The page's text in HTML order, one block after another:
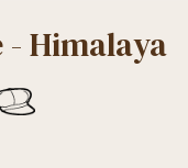
- Himalaya